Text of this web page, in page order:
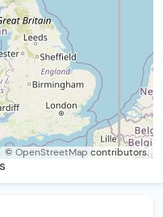
© OpenStreetMap contributors.